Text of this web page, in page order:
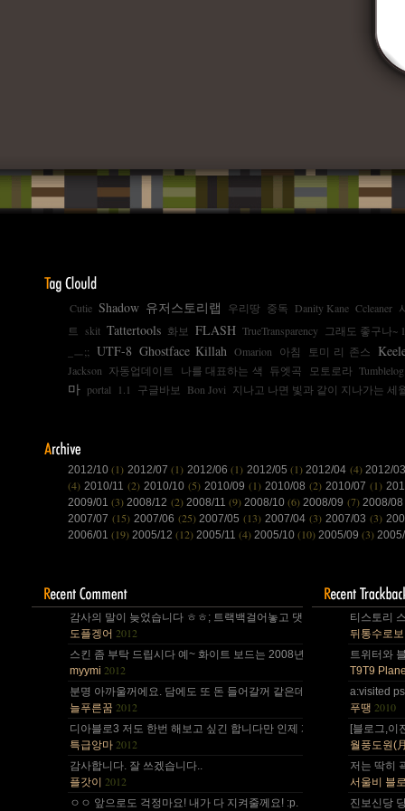
Cutie Shadow 유저스토리랩 우리땅 중독 Danity Kane Ccleaner
트
skit Tattertools 화보 FLASH TrueTransparency
그래도 좋구나~
_ㅡ;; UTF-8 Ghostface Killah Omarion 아침 토미 리 존스
Jackson 자동업데이트 나를 대표하는 색 듀엣곡 모토로라 Tumblelog
마 portal 1.1 구글바보 Bon Jovi 지나고 나면 빛과 같이 지나가는 세
2012/10(1) 2012/07(1) 2012/06(1) 2012/05 (1) 2012/04 (4) 2012/
(4) 2010/11(2) 2010/10(5) 2010/09(1) 2010/08(2) 2010/07(1)
2009/01(3) 2008/12 (2) 2008/11 (9) 2008/10(6) 2008/09 (7) 2008/08
2007/07 (15) 2007/06 (25) 2007/05(13) 2007/04(3) 2007/03 (3)
2006/01 (19) 2005/12 (12) 2005/11 (4) 2005/10 (10) 2005/09 (3)
감사의 말이 늦었습니다 ㅎㅎ; 트랙백걸어놓고 댓글 쓴다는걸 깜박 ㅎ
도플겡어 2012
스킨 좀 부탁 드립시다 예~ 화이트 보드는 2008년,그리고 4년 넘었네
myymi 2012
분명 아까울꺼에요. 담에도 또 돈 들어갈꺼 같은데.. Mac을 저한테 주
늘푸른꿈 2012
디아블로3 저도 한번 해보고 싶긴 합니다만 인제 게임은 왠지 안땡기
특급앙마 2012
감사합니다. 잘 쓰겠습니다..
플갓이
2012
ㅇㅇ 앞으로도 걱정마요! 내가 다 지켜줄께요! :p.
티스토리
뒤통수로
트위터와
T9T9
a:visited
푸땡 2010
[블로그,이
월풍도원(
저는 딱히
서울비 블
진보신당